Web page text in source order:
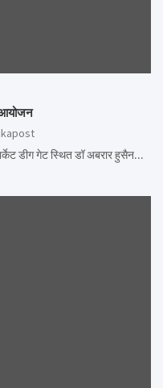
आयोजन
डीग गेट स्थित डॉ अबरार हुसैन…